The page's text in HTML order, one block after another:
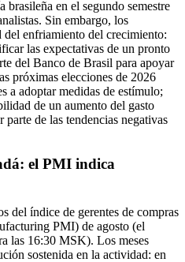
brasileña en el segundo semestre
Sin embargo, los
enfriamiento del crecimiento:
las expectativas de un pronto
del Banco de Brasil para apoyar
próximas elecciones de 2026
a adoptar medidas de estímulo;
de un aumento del gasto
de las tendencias negativas
el PMI indica
del índice de gerentes de compras
PMI) de agosto (el
las 16:30 MSK). Los meses
sostenida en la actividad: en